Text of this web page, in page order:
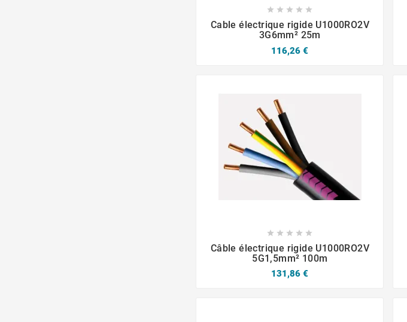
    
Cable électrique rigide U1000RO2V
3G6mm² 25m
116,26 €
 
    
Câble électrique rigide U1000RO2V
5G1,5mm² 100m
131,86 €